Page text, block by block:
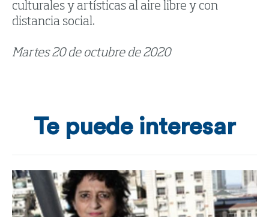
culturales y artísticas al aire libre y con
distancia social.
Martes 20 de octubre de 2020
Te puede interesar